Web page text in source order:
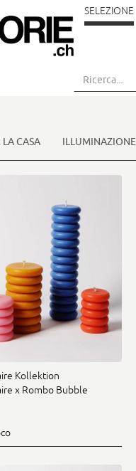
SELEZIONE
CASA ILLUMINAZIONE
Kollektion
x Rombo Bubble